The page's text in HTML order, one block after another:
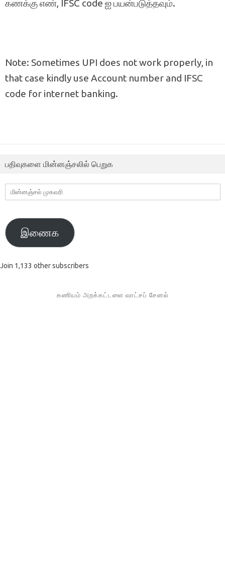
கணக்கு எண், IFSC code ஐ பயன்படுத்தவும்.
Note: Sometimes UPI does not work properly, in
that case kindly use Account number and IFSC
code for internet banking.
பதிவுகளை மின்னஞ்சலில் பெறுக
மின்னஞ்சல்
முகவரி
இணைக
Join 1,133 other subscribers
கணியம் அறக்கட்டளை வாட்சப் சேனல்